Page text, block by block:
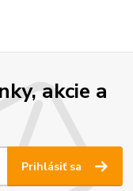
akcie a
Prihlásiť sa